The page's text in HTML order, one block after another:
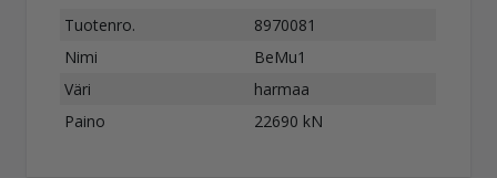
Tuotenro.
8970081
Nimi
BeMu1
Väri
harmaa
Paino
22690 kN